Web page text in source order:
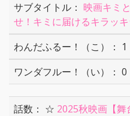
映画キミ
せ！キミに届けるキラッキ
1
0
☆ 2025秋映画【舞